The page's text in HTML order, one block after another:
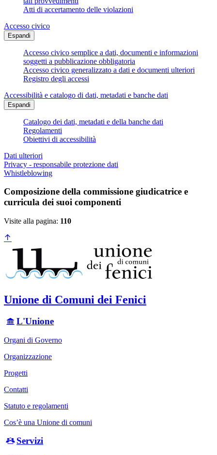
Atti di accertamento delle violazioni
Accesso civico
Espandi
Accesso civico semplice a dati, documenti e informazioni
soggetti a pubblicazione obbligatoria
Accesso civico generalizzato a dati e documenti ulteriori
Registro degli accessi
Accessibilità e catalogo di dati, metadati e banche dati
Espandi
Catalogo dei dati, metadati e della banche dati
Regolamenti
Obiettivi di accessibilità
Dati ulteriori
Privacy - responsabile protezione dati
Whistleblowing
Composizione della commissione giudicatrice e
curricula dei suoi componenti
Visite alla pagina: 110
Unione di Comuni dei Fenici
L'Unione
Organi di Governo
Organizzazione
Progetti
Contatti
Statuto e regolamenti
Cos’è una Unione di comuni
Servizi